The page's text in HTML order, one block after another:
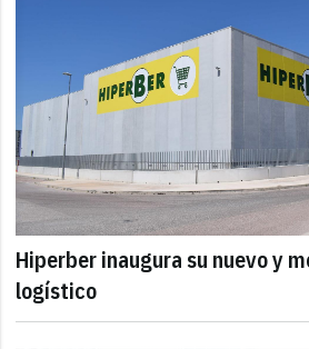
Hiperber inaugura su nuevo y
logístico